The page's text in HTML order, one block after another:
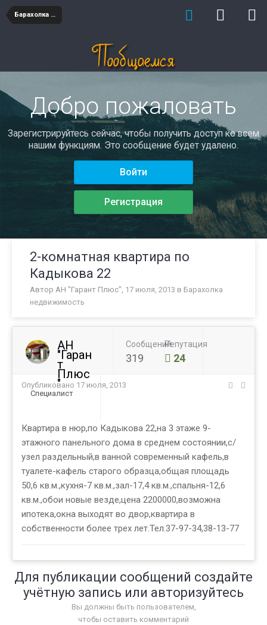
Барахолка недвижимость
Добро пожаловать
Зарегистрируйтесь сейчас, чтобы получить доступ ко всем
нашим функциям. Это сообщение будет удалено.
Войти
Регистрация
2-комнатная квартира по
Кадыкова 22
Автор АН "Гарант Плюс", 17 июля, 2013 в Барахолка
недвижимость
АН
"Гаран
т
Плюс
"
Специалист
Сообщений
319
Репутация
24
Опубликовано 17 июля, 2013
Квартира в нюр,по Кадыкова 22,на 3 этаже 9-
этажного панельного дома в среднем состоянии,с/
узел раздельный,в ванной современный кафель,в
туалете-кафель старого образца,общая площадь
50,6 кв.м.,кухня-7 кв.м.,зал-17,4 кв.м.,спальня-12,6
кв.м.,обои новые везде,цена 2200000,возможна
ипотека,окна выходят во двор,квартира в
собственности более трех лет.Тел.37-97-34,38-13-77
Для публикации сообщений создайте
учётную запись или авторизуйтесь
Вы должны быть пользователем,
чтобы оставить комментарий